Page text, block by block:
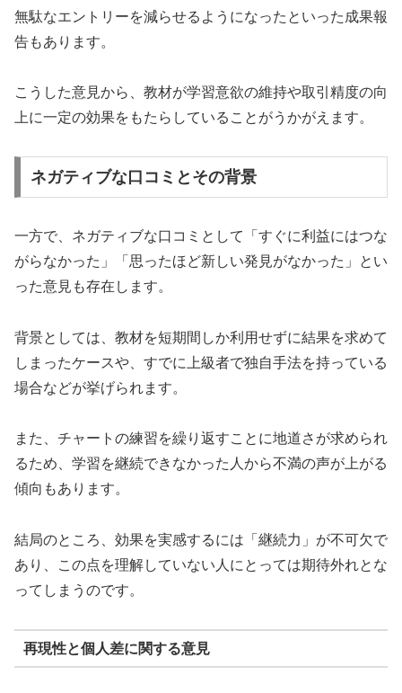
無駄なエントリーを減らせるようになったといった成果報
告もあります。
こうした意見から、教材が学習意欲の維持や取引精度の向
上に一定の効果をもたらしていることがうかがえます。
ネガティブな口コミとその背景
一方で、ネガティブな口コミとして「すぐに利益にはつな
がらなかった」「思ったほど新しい発見がなかった」とい
った意見も存在します。
背景としては、教材を短期間しか利用せずに結果を求めて
しまったケースや、すでに上級者で独自手法を持っている
場合などが挙げられます。
また、チャートの練習を繰り返すことに地道さが求められ
るため、学習を継続できなかった人から不満の声が上がる
傾向もあります。
結局のところ、効果を実感するには「継続力」が不可欠で
あり、この点を理解していない人にとっては期待外れとな
ってしまうのです。
再現性と個人差に関する意見